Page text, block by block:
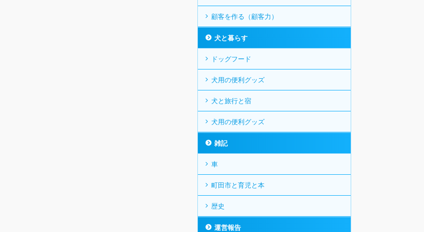
顧客を作る（顧客力）
犬と暮らす
ドッグフード
犬用の便利グッズ
犬と旅行と宿
犬用の便利グッズ
雑記
車
町田市と育児と本
歴史
運営報告